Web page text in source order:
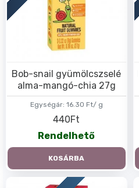
Egységár: 16.30 Ft/ g
Bob-snail gyümölcszselé
alma-mangó-chia 27g
440Ft
Rendelhető
KOSÁRBA